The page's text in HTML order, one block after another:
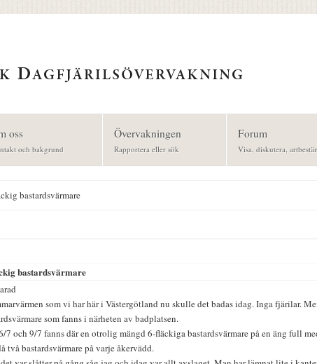
oss
och bakgrund
Övervakningen
Rapportera eller sök
Forum
Visa, diskutera,
bastardsvärmare
bastardsvärmare
som vi har här i Västergötland nu skulle det badas idag. Inga fjärilar.
som fanns i närheten av badplatsen.
7 och 9/7 fanns där en otrolig mängd 6-fläckiga bastardsvärmare på en äng full
två bastardsvärmare på varje åkervädd.